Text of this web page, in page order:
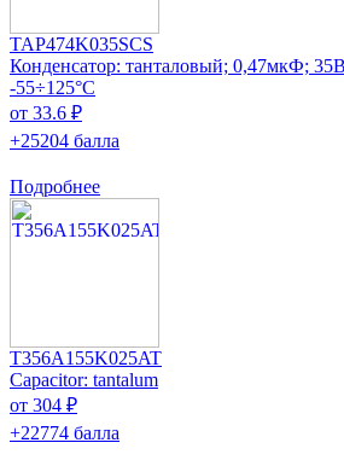
TAP474K035SCS
Конденсатор: танталовый; 0,47мкФ;
-55÷125°C
от 33.6 ₽
+25204 балла
Подробнее
T356A155K025AT
Capacitor: tantalum
от 304 ₽
+22774 балла